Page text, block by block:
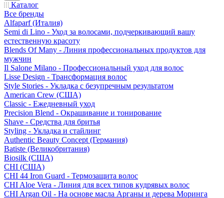
Каталог
Все бренды
Alfaparf (Италия)
Semi di Lino - Уход за волосами, подчеркивающий вашу
естественную красоту
Blends Of Many - Линия профессиональных продуктов для
мужчин
Il Salone Milano - Профессиональный уход для волос
Lisse Design - Трансформация волос
Style Stories - Укладка с безупречным результатом
American Crew (США)
Classic - Ежедневный уход
Precision Blend - Окрашивание и тонирование
Shave - Средства для бритья
Styling - Укладка и стайлинг
Authentic Beauty Concept (Германия)
Batiste (Великобритания)
Biosilk (США)
CHI (США)
CHI 44 Iron Guard - Термозащита волос
CHI Aloe Vera - Линия для всех типов кудрявых волос
CHI Argan Oil - На основе масла Арганы и дерева Моринга